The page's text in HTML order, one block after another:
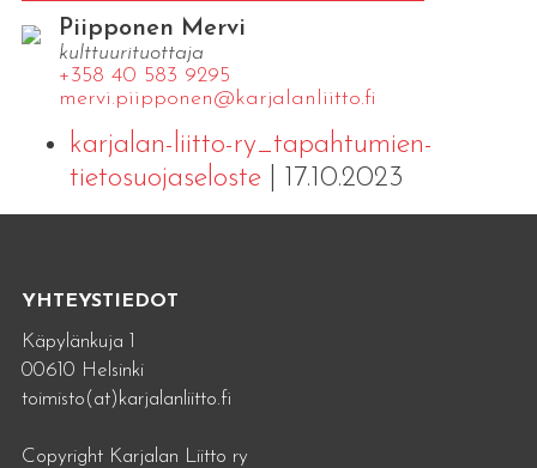
Piipponen Mervi
kulttuurituottaja
+358 40 583 9295
mervi.​piipponen@​kar​jala​nlii​tto.​fi
karjalan-liitto-ry_tapahtumien-
tietosuojaseloste| 17.10.2023
YHTEYSTIEDOT
Käpylänkuja 1
00610 Helsinki
toimisto(at)karjalanliitto.fi
Copyright Karjalan Liitto ry